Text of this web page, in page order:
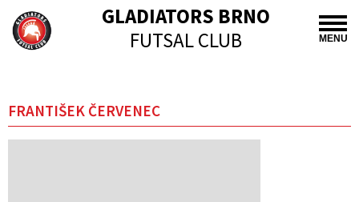
MENU
GLADIATORS BRNO
FUTSAL CLUB
FRANTIŠEK ČERVENEC